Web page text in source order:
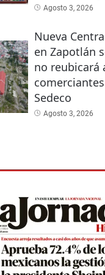
Agosto 3, 2026
Nueva
en Zapotlán
no reubicará
Sedeco
Agosto 3, 2026